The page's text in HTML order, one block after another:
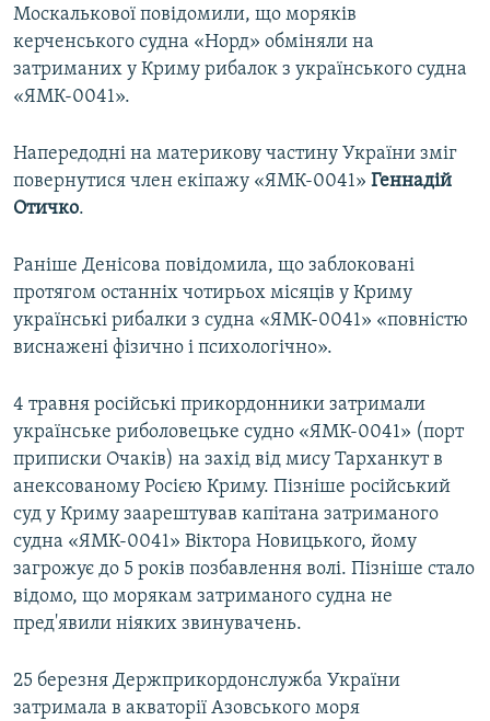
Москалькової повідомили, що моряків
керченського судна «Норд» обміняли на
затриманих у Криму рибалок з українського судна
«ЯМК-0041».
Напередодні на материкову частину України зміг
повернутися член екіпажу «ЯМК-0041» Геннадій
Отичко.
Раніше Денісова повідомила, що заблоковані
протягом останніх чотирьох місяців у Криму
українські рибалки з судна «ЯМК-0041» «повністю
виснажені фізично і психологічно».
4 травня російські прикордонники затримали
українське риболовецьке судно «ЯМК-0041» (порт
приписки Очаків) на захід від мису Тарханкут в
анексованому Росією Криму. Пізніше російський
суд у Криму заарештував капітана затриманого
судна «ЯМК-0041» Віктора Новицького, йому
загрожує до 5 років позбавлення волі. Пізніше стало
відомо, що морякам затриманого судна не
пред'явили ніяких звинувачень.
25 березня Держприкордонслужба України
затримала в акваторії Азовського моря